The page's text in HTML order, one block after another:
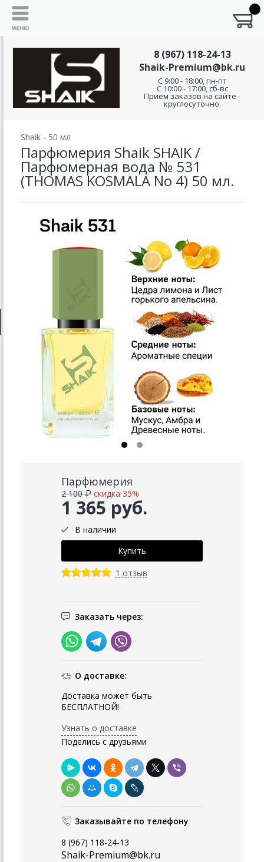
8 (967) 118-24-13
Shaik-Premium@bk.ru
C 9:00 - 18:00, пн-пт
С 10:00 - 17:00, сб-вс
Приём заказов на сайте -
круглосуточно.
Shaik - 50 мл
Парфюмерия Shaik SHAIK /
Парфюмерная вода № 531
(THOMAS KOSMALA No 4) 50 мл.
Парфюмерия
1 365 руб.
2 100 ₽ скидка 35%
В наличии
1 отзыв
Заказать через:
О доставке:
Доставка может быть
БЕСПЛАТНОЙ!
Узнать о доставке
Поделись с друзьями
Заказывайте по телефону
8 (967) 118-24-13
Shaik-Premium@bk.ru